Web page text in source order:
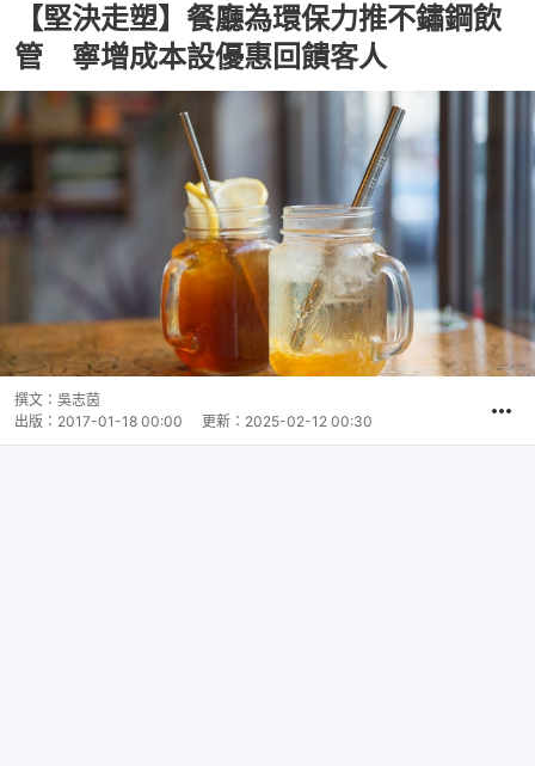
【堅決走塑】餐廳為環保力推不鏽鋼飲
管 寧增成本設優惠回饋客人
撰文： 吳志茵
出版： 2017-01-18 00:00 更新： 2025-02-12 00:30